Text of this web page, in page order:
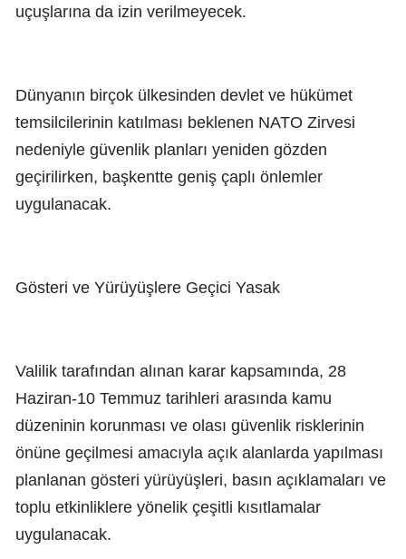
uçuşlarına da izin verilmeyecek.
Dünyanın birçok ülkesinden devlet ve hükümet
temsilcilerinin katılması beklenen NATO Zirvesi
nedeniyle güvenlik planları yeniden gözden
geçirilirken, başkentte geniş çaplı önlemler
uygulanacak.
Gösteri ve Yürüyüşlere Geçici Yasak
Valilik tarafından alınan karar kapsamında, 28
Haziran-10 Temmuz tarihleri arasında kamu
düzeninin korunması ve olası güvenlik risklerinin
önüne geçilmesi amacıyla açık alanlarda yapılması
planlanan gösteri yürüyüşleri, basın açıklamaları ve
toplu etkinliklere yönelik çeşitli kısıtlamalar
uygulanacak.